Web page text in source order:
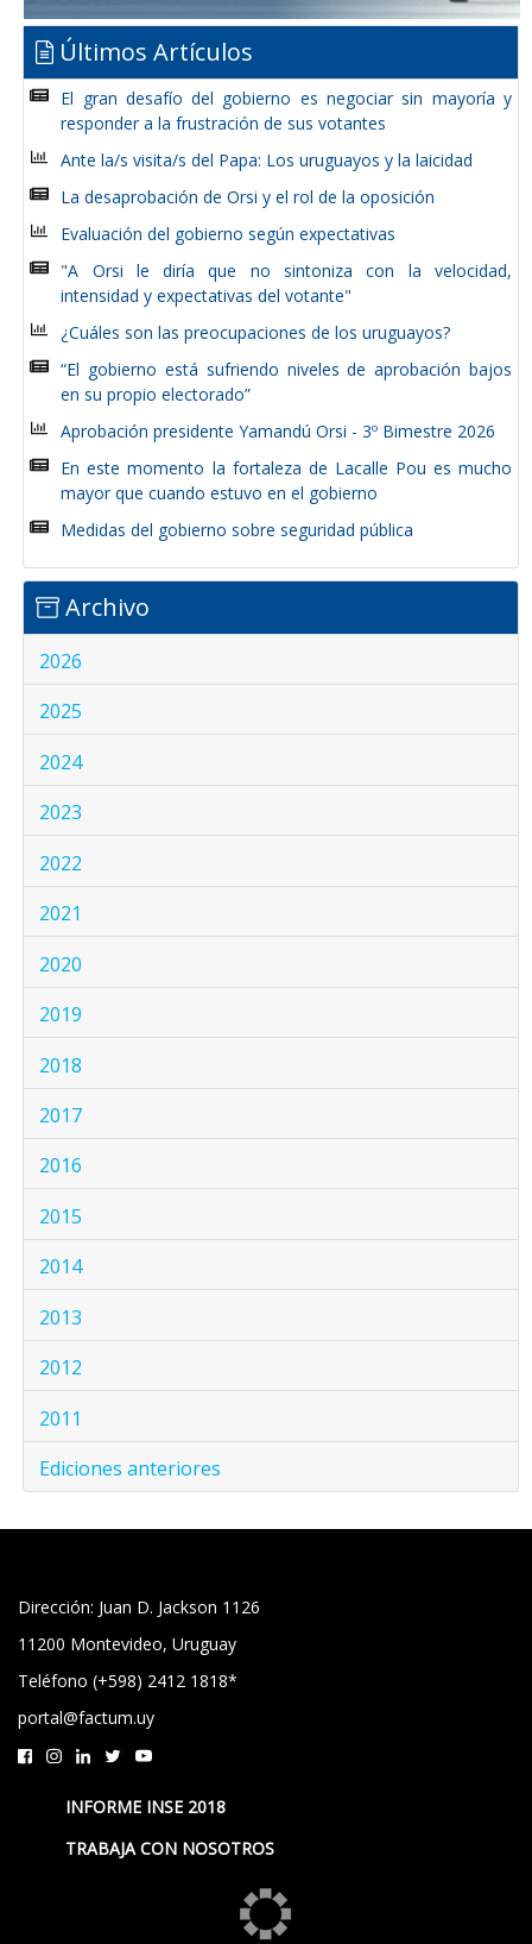
Últimos Artículos
El gran desafío del gobierno es negociar sin mayoría y
responder a la frustración de sus votantes
Ante la/s visita/s del Papa: Los uruguayos y la laicidad
La desaprobación de Orsi y el rol de la oposición
Evaluación del gobierno según expectativas
"A Orsi le diría que no sintoniza con la velocidad,
intensidad y expectativas del votante"
¿Cuáles son las preocupaciones de los uruguayos?
“El gobierno está sufriendo niveles de aprobación bajos
en su propio electorado”
Aprobación presidente Yamandú Orsi - 3º Bimestre 2026
En este momento la fortaleza de Lacalle Pou es mucho
mayor que cuando estuvo en el gobierno
Medidas del gobierno sobre seguridad pública
Archivo
2026
2025
2024
2023
2022
2021
2020
2019
2018
2017
2016
2015
2014
2013
2012
2011
Ediciones anteriores
Dirección: Juan D. Jackson 1126
11200 Montevideo, Uruguay
Teléfono (+598) 2412 1818*
portal@factum.uy
INFORME INSE 2018
TRABAJA CON NOSOTROS